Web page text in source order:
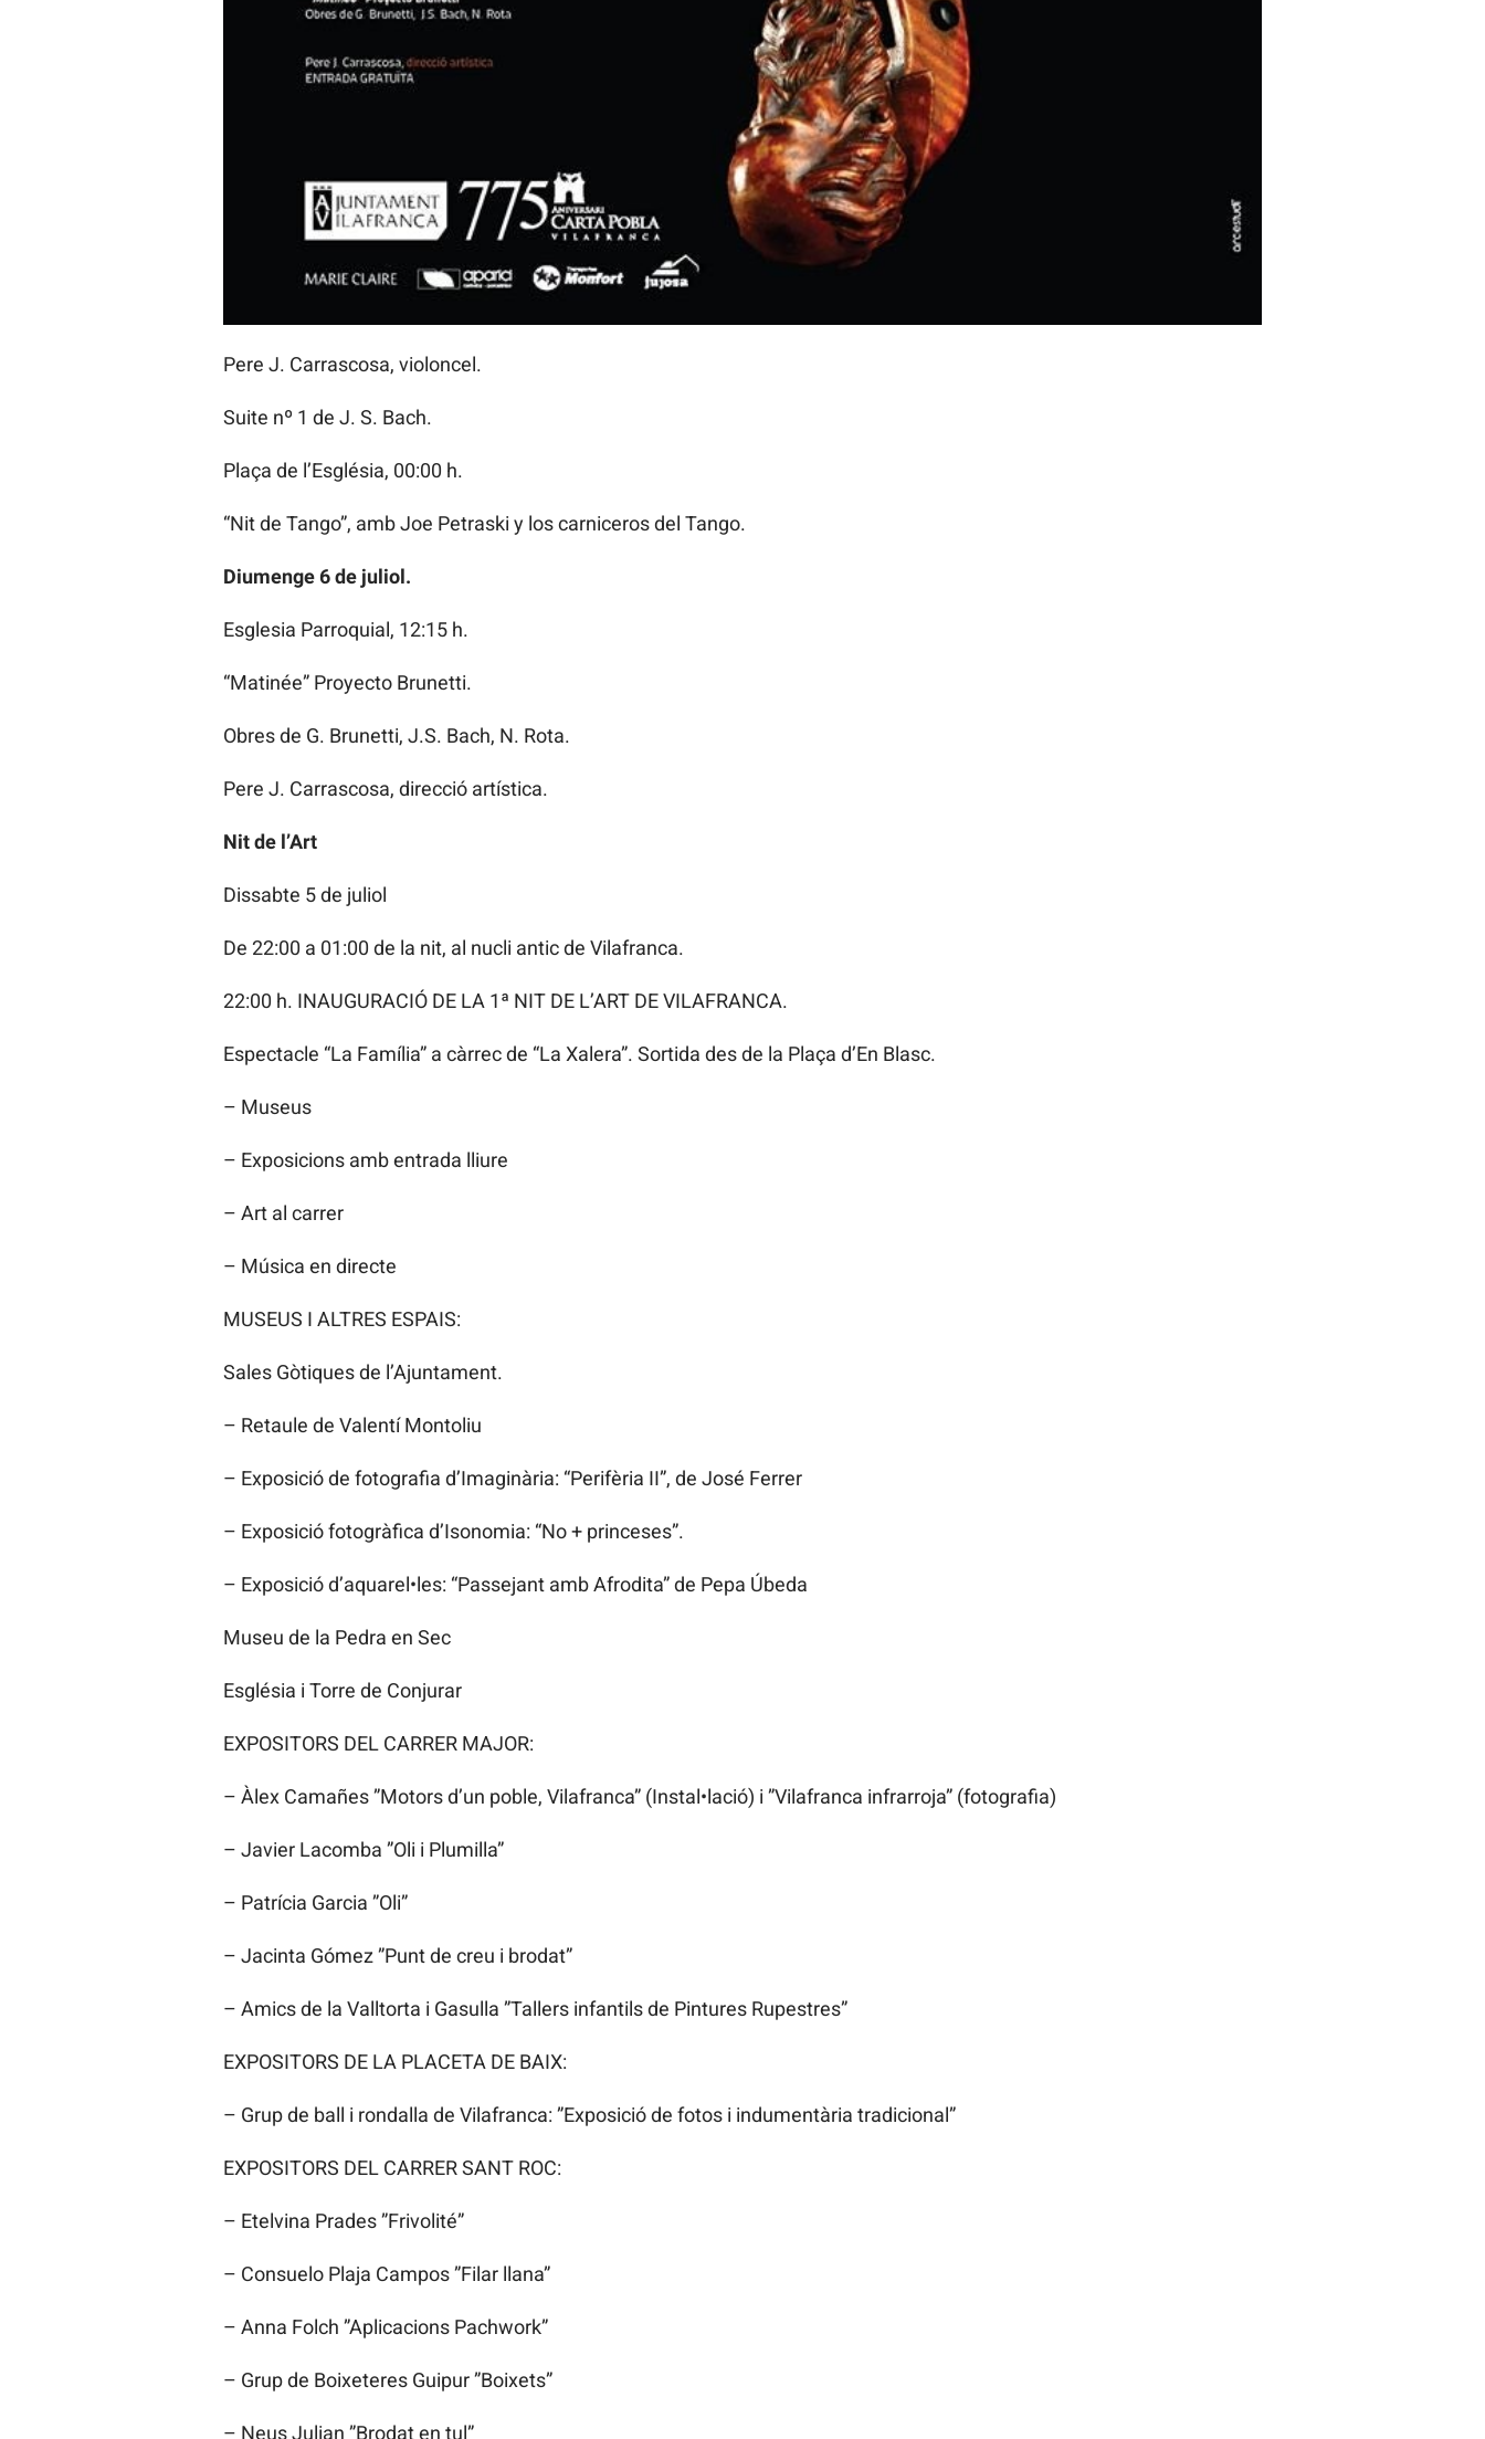
Quartet de clarinets de la Unió Musical de Vilafranca.
Obres de J Strauss II, I. Albéniz, G. Bizet, C. Debussy, K. Weill.Quartet de clarinets de la Unió Musical de
Vilafranca.Obres de J Strauss II, I. Albéniz, G. Bizet, C. Debussy, K. Weill.
Aurora Peña, soprano.
Pere J. Carrascosa, violoncel.
Suite nº 1 de J. S. Bach.
Plaça de l’Església, 00:00 h.
“Nit de Tango”, amb Joe Petraski y los carniceros del Tango.
Diumenge 6 de juliol.
Esglesia Parroquial, 12:15 h.
“Matinée” Proyecto Brunetti.
Obres de G. Brunetti, J.S. Bach, N. Rota.
Pere J. Carrascosa, direcció artística.
Nit de l’Art
Dissabte 5 de juliol
De 22:00 a 01:00 de la nit, al nucli antic de Vilafranca.
22:00 h. INAUGURACIÓ DE LA 1ª NIT DE L’ART DE VILAFRANCA.
Espectacle “La Família” a càrrec de “La Xalera”. Sortida des de la Plaça d’En Blasc.
– Museus
– Exposicions amb entrada lliure
– Art al carrer
– Música en directe
MUSEUS I ALTRES ESPAIS:
Sales Gòtiques de l’Ajuntament.
– Retaule de Valentí Montoliu
– Exposició de fotografia d’Imaginària: “Perifèria II”, de José Ferrer
– Exposició fotogràfica d’Isonomia: “No + princeses”.
– Exposició d’aquarel•les: “Passejant amb Afrodita” de Pepa Úbeda
Museu de la Pedra en Sec
Església i Torre de Conjurar
EXPOSITORS DEL CARRER MAJOR:
– Àlex Camañes ”Motors d’un poble, Vilafranca” (Instal•lació) i ”Vilafranca infrarroja” (fotografia)
– Javier Lacomba ”Oli i Plumilla”
– Patrícia Garcia ”Oli”
– Jacinta Gómez ”Punt de creu i brodat”
– Amics de la Valltorta i Gasulla ”Tallers infantils de Pintures Rupestres”
EXPOSITORS DE LA PLACETA DE BAIX:
– Grup de ball i rondalla de Vilafranca: ”Exposició de fotos i indumentària tradicional”
EXPOSITORS DEL CARRER SANT ROC:
– Etelvina Prades ”Frivolité”
– Consuelo Plaja Campos ”Filar llana”
– Anna Folch ”Aplicacions Pachwork”
– Grup de Boixeteres Guipur ”Boixets”
– Neus Julian ”Brodat en tul”